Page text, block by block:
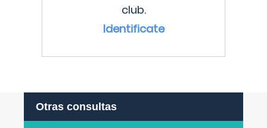
club.
Identificate
Otras consultas